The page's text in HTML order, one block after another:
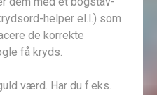
helper el.l.) som
de korrekte
få kryds.
værd. Har du f.eks.